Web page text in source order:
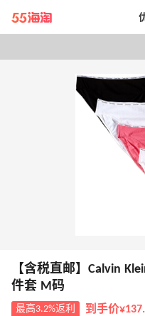
带你去官网买正品
【含税直邮】Calvin
件套 M码
最高3.2%返利 到手价